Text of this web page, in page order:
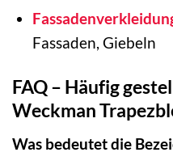
Fassaden, Giebeln
FAQ – Häufig
Weckman
Was bedeutet die